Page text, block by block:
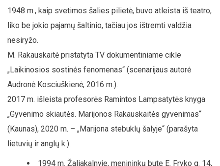
1948 m., kaip svetimos šalies pilietė, buvo atleista iš teatro,
liko be jokio pajamų šaltinio, tačiau jos ištremti valdžia
nesiryžo.
M. Rakauskaitė pristatyta TV dokumentiniame cikle
„Laikinosios sostinės fenomenas“ (scenarijaus autorė
Audronė Kosciuškienė, 2016 m.).
2017 m. išleista profesorės Ramintos Lampsatytės knyga
„Gyvenimo skiautės. Marijonos Rakauskaitės gyvenimas“
(Kaunas), 2020 m. – „Marijona stebuklų šalyje“ (parašyta
lietuvių ir anglų k.).
1994 m. Žaliakalnyje, menininkų bute E. Fryko g. 14,